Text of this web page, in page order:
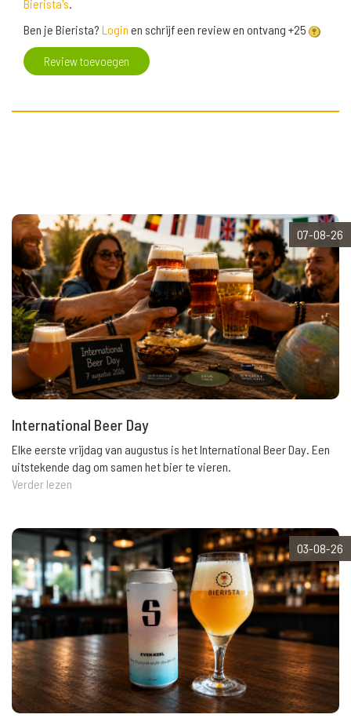
Bierista's.
Ben je Bierista? Login en schrijf een review en ontvang +25
Review toevoegen
07-08-26
International Beer Day
Elke eerste vrijdag van augustus is het International Beer Day. Een
uitstekende dag om samen het bier te vieren.
Verder lezen
03-08-26